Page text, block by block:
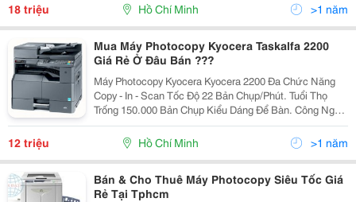
18 triệu Hồ Chí Minh >1 năm
Mua Máy Photocopy Kyocera Taskalfa 2200
Giá Rẻ Ở Đâu Bán ???
Máy Photocopy Kyocera Kyocera 2200 Đa Chức Năng
Copy - In - Scan Tốc Độ 22 Bản Chụp/Phút. Tuổi Thọ
Trống 150.000 Bản Chụp Kiểu Dáng Để Bàn. Công Nghệ
Nhật. Hàng Chính Hãng. Bảo Hành Chính Hãng.(
100.000 Bản Chụp Hoặc 12 Tháng )...
12 triệu Hồ Chí Minh >1 năm
Bán & Cho Thuê Máy Photocopy Siêu Tốc Giá
Rẻ Tại Tphcm